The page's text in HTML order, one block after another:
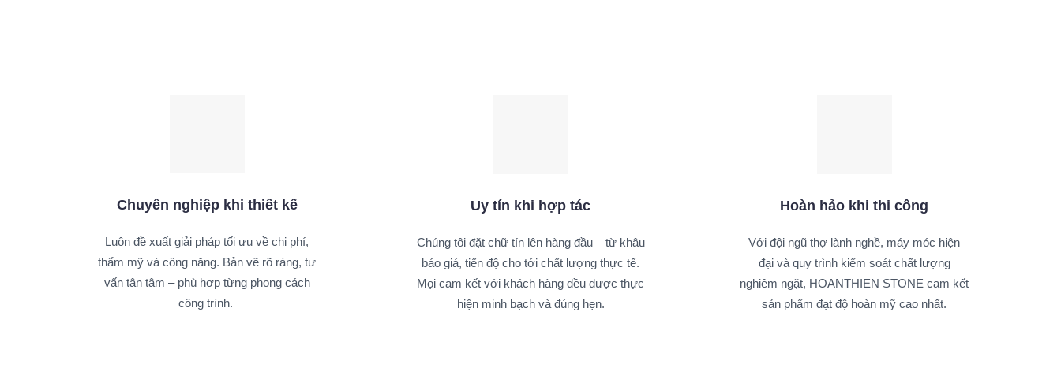
Chuyên nghiệp khi thiết kế
Luôn đề xuất giải pháp tối ưu về chi phí,
thẩm mỹ và công năng. Bản vẽ rõ ràng, tư
vấn tận tâm – phù hợp từng phong cách
công trình.
Uy tín khi hợp tác
Chúng tôi đặt chữ tín lên hàng đầu – từ khâu
báo giá, tiến độ cho tới chất lượng thực tế.
Mọi cam kết với khách hàng đều được thực
hiện minh bạch và đúng hẹn.
Hoàn hảo khi thi công
Với đội ngũ thợ lành nghề, máy móc hiện
đại và quy trình kiểm soát chất lượng
nghiêm ngặt, HOANTHIEN STONE cam kết
sản phẩm đạt độ hoàn mỹ cao nhất.